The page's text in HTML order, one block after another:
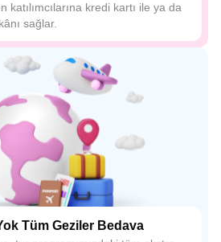
katılımcılarına kredi kartı ile ya da
sağlar.
Tüm Geziler Bedava